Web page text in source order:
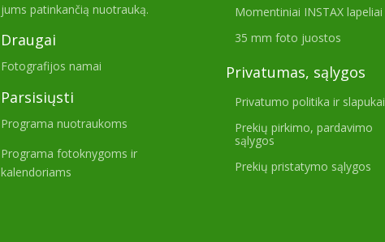
jums patinkančią nuotrauką.
Draugai
Fotografijos namai
Parsisiųsti
Programa nuotraukoms
Programa fotoknygoms ir
kalendoriams
Momentiniai INSTAX lapeliai
35 mm foto juostos
Privatumas, sąlygos
Privatumo politika ir slapukai
Prekių pirkimo, pardavimo
sąlygos
Prekių pristatymo sąlygos